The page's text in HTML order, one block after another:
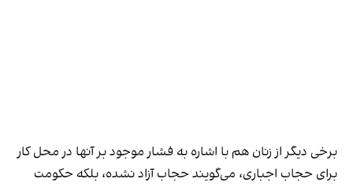
برخی دیگر از زنان هم با اشاره به فشار موجود بر آنها در محل کار
برای حجاب اجباری، می‌گویند حجاب آزاد نشده، بلکه حکومت